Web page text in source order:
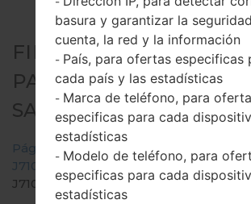
FIRMWARE OFICIAL
PARA SM-J710MN -
SAMSUNGGALAXY J7
Página principal → Galaxy J7 2016 →
J710MN
→ SM-
basura y garantizar la
cuenta, la red y la información
- País, para ofertas especificas
cada país y las estadísticas
- Marca de teléfono, para
especificas para cada
estadísticas
- Modelo de teléfono, para
especificas para cada
estadísticas